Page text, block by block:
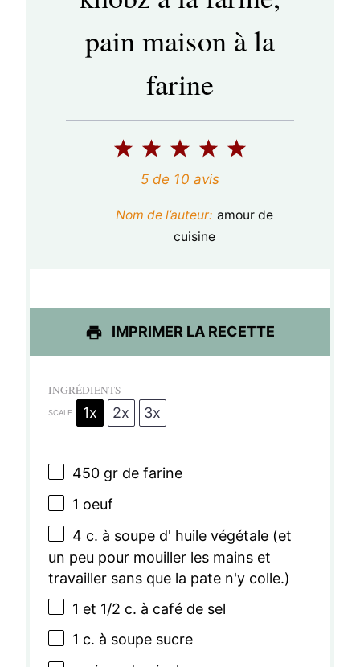
pain maison à la
farine
5
t
e
s
4
é
t
e
s
3
é
t
o
e
s
2
é
t
e
s
1
é
t
e
5 de 10 avis
Nom de l’auteur: amour de
cuisine
IMPRIMER LA RECETTE
INGRÉDIENTS
SCALE 1x 2x 3x
450gr de farine
1 oeuf
4 c. à soupe d' huile végétale (et
un peu pour mouiller les mains et
travailler sans que la pate n'y colle.)
1 et 1/2 c. à café de sel
1 c. à soupe sucre